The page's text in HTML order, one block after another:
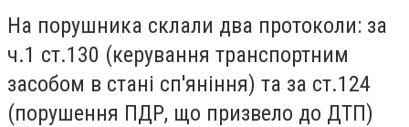
На порушника склали два протоколи: за
ч.1 ст.130 (керування транспортним
засобом в стані сп'яніння) та за ст.124
(порушення ПДР, що призвело до ДТП)